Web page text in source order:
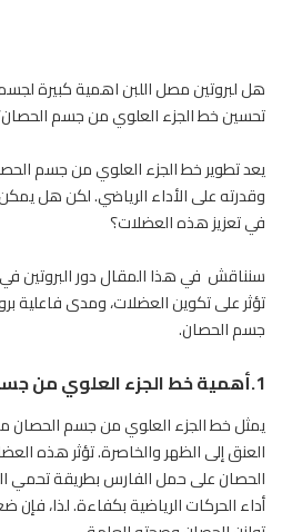
هل لبروتين مصل اللبن اهمية كبيرة
تحسين خط الجزء العلوي من جسم
يعد تطوير خط الجزء العلوي من جسم
وقدرته على الأداء الرياضي. لكن هل
في تعزيز هذه العضلات؟
سنناقش في هذا المقال دور البروتين في
تؤثر على تكوين العضلات، ومدى فاعلية
جسم الحصان.
1.أهمية خط الجزء العلوي من جسم الحصان:
يمثل خط الجزء العلوي من جسم الحصان
العنق إلى الظهر والخاصرة. تؤثر هذه
الحصان على حمل الفارس بطريقة تحمي
أداء الحركات الرياضية بكفاءة. لذا،